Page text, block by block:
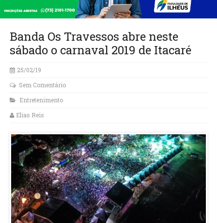
Banda Os Travessos abre neste
sábado o carnaval 2019 de Itacaré
25/02/19
Sem Comentário
Entretenimento
Elias Reis